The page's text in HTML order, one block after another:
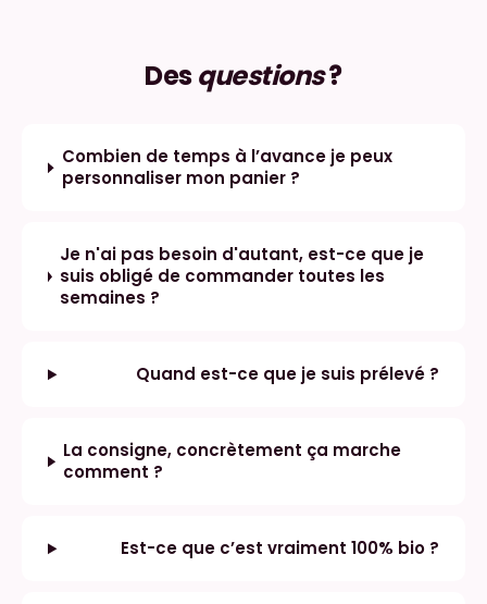
Desquestions?
Combien de temps à l’avance je peux
personnaliser mon panier ?
Je n'ai pas besoin d'autant, est-ce que je
suis obligé de commander toutes les
semaines ?
Quand est-ce que je suis prélevé ?
La consigne, concrètement ça marche
comment ?
Est-ce que c’est vraiment 100% bio ?